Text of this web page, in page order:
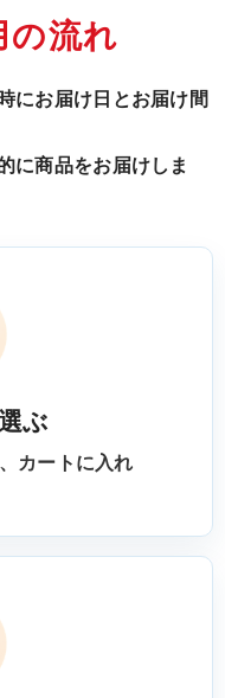
の流れ
にお届け日とお届け間
に商品をお届けしま
ぶ
カートに入れ